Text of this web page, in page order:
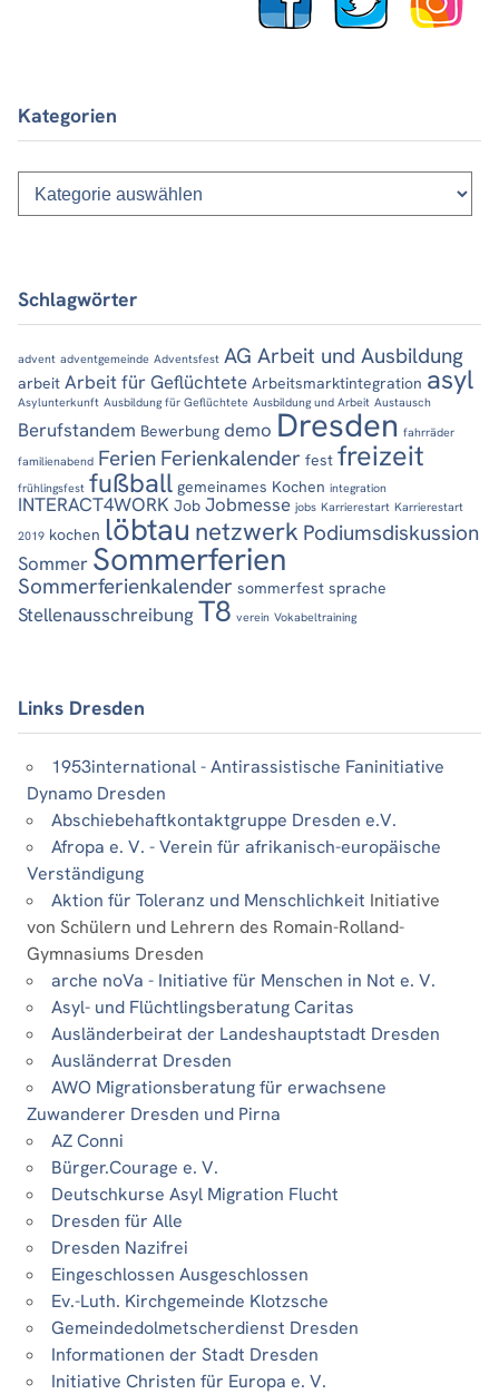
Kategorien
Kategorien
Schlagwörter
advent adventgemeinde Adventsfest AG Arbeit und Ausbildung
arbeit Arbeit für Geflüchtete Arbeitsmarktintegration asyl
Asylunterkunft Ausbildung für Geflüchtete Ausbildung und Arbeit Austausch
Berufstandem Bewerbung demo Dresden fahrräder
familienabend Ferien Ferienkalender fest freizeit
frühlingsfest fußball gemeinames Kochen integration
INTERACT4WORK Job Jobmesse jobs Karrierestart Karrierestart
2019 kochen löbtau netzwerk Podiumsdiskussion
Sommer Sommerferien
Sommerferienkalender sommerfest sprache
Stellenausschreibung T8 verein Vokabeltraining
Links Dresden
1953international - Antirassistische Faninitiative
Dynamo Dresden
Abschiebehaftkontaktgruppe Dresden e.V.
Afropa e. V. - Verein für afrikanisch-europäische
Verständigung
Aktion für Toleranz und Menschlichkeit Initiative
von Schülern und Lehrern des Romain-Rolland-
Gymnasiums Dresden
arche noVa - Initiative für Menschen in Not e. V.
Asyl- und Flüchtlingsberatung Caritas
Ausländerbeirat der Landeshauptstadt Dresden
Ausländerrat Dresden
AWO Migrationsberatung für erwachsene
Zuwanderer Dresden und Pirna
AZ Conni
Bürger.Courage e. V.
Deutschkurse Asyl Migration Flucht
Dresden für Alle
Dresden Nazifrei
Eingeschlossen Ausgeschlossen
Ev.-Luth. Kirchgemeinde Klotzsche
Gemeindedolmetscherdienst Dresden
Informationen der Stadt Dresden
Initiative Christen für Europa e. V.